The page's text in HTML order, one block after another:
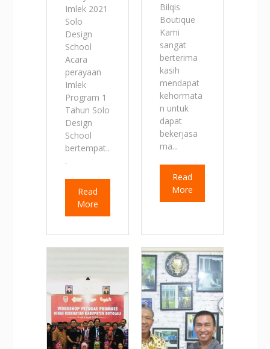
Imlek 2021
Solo
Design
School
Acara
perayaan
Imlek
Program 1
Tahun Solo
Design
School
bertempat..
.
Read
More
Bilqis
Boutique
Kami
sangat
berterima
kasih
mendapat
kehormata
n untuk
dapat
bekerjasa
ma...
Read
More